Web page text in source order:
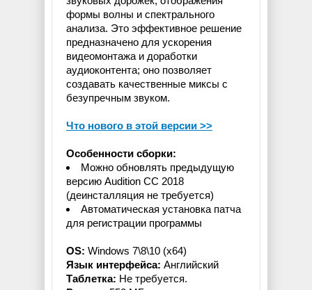
формы волны и спектрального
анализа. Это эффективное решение
предназначено для ускорения
видеомонтажа и доработки
аудиоконтента; оно позволяет
создавать качественные миксы с
безупречным звуком.
Что нового в этой версии >>
Особенности сборки:
Можно обновлять предыдущую
версию Audition CC 2018
(деинсталляция не требуется)
Автоматическая установка патча
для регистрации программы
OS: Windows 7\8\10 (x64)
Язык интерфейса: Английский
Таблетка: Не требуется.